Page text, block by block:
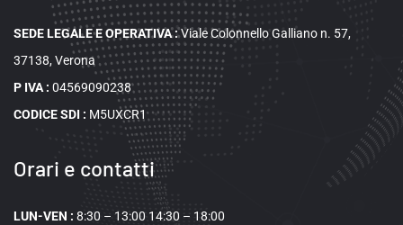
SEDE LEGALE E OPERATIVA:Viale Colonnello Galliano n. 57,
37138, Verona
P IVA : 04569090238
CODICE SDI : M5UXCR1
Orari e contatti
LUN-VEN : 8:30 – 13:00 14:30 – 18:00